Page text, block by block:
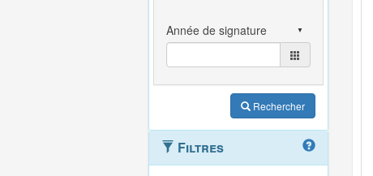
Rechercher
Filtres